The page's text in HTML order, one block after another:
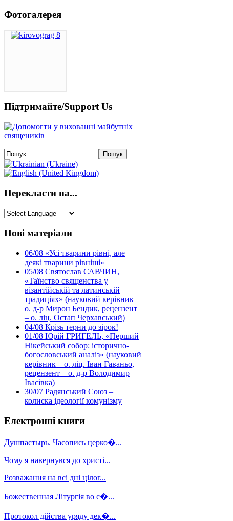
Фотогалерея
Підтримайте/Support Us
Перекласти на...
Нові матеріали
06/08 «Усі тварини рівні, але
деякі тварини рівніші»
05/08 Святослав САВЧИН,
«Таїнство священства у
візантійській та латинській
традиціях» (науковий керівник –
о. д-р Мирон Бендик, рецензент
– о. ліц. Остап Черхавський)
04/08 Крізь терни до зірок!
01/08 Юрій ГРИГЕЛЬ, «Перший
Нікейський собор: історично-
богословський аналіз» (науковий
керівник – о. ліц. Іван Гаваньо,
рецензент – о. д-р Володимир
Івасівка)
30/07 Радянський Союз –
колиска ідеології комунізму
Електронні книги
Душпастырь. Часопись церко�...
Чому я навернувся до христі...
Розважання на всі дні цілог...
Божественная Літургія во с�...
Протокол дійства уряду дек�...